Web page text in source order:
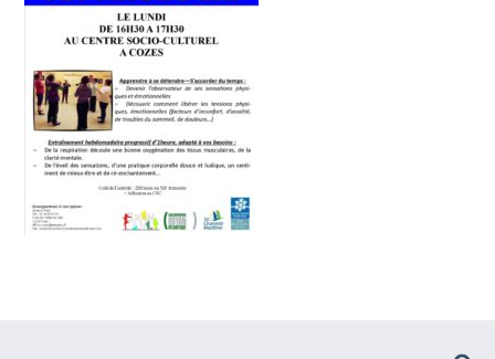
CULTURE ET VIE LOCALE
BIEN-ÊTRE VIEILLIR BIEN